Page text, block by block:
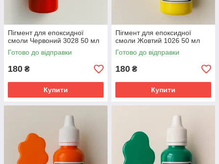
Пігмент для епоксидної
смоли Червоний 3028 50 мл
Готово до відправки
180 ₴
Купити
Пігмент для епоксидної
смоли Жовтий 1026 50 мл
Готово до відправки
180 ₴
Купити